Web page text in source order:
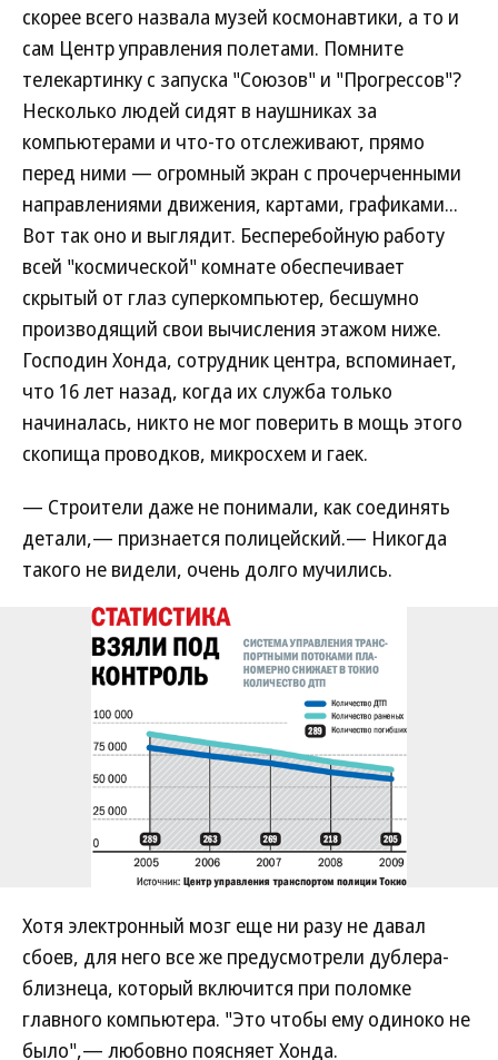
скорее всего назвала музей космонавтики, а то и
сам Центр управления полетами. Помните
телекартинку с запуска "Союзов" и "Прогрессов"?
Несколько людей сидят в наушниках за
компьютерами и что-то отслеживают, прямо
перед ними — огромный экран с прочерченными
направлениями движения, картами, графиками...
Вот так оно и выглядит. Бесперебойную работу
всей "космической" комнате обеспечивает
скрытый от глаз суперкомпьютер, бесшумно
производящий свои вычисления этажом ниже.
Господин Хонда, сотрудник центра, вспоминает,
что 16 лет назад, когда их служба только
начиналась, никто не мог поверить в мощь этого
скопища проводков, микросхем и гаек.
— Строители даже не понимали, как соединять
детали,— признается полицейский.— Никогда
такого не видели, очень долго мучились.
Хотя электронный мозг еще ни разу не давал
сбоев, для него все же предусмотрели дублера-
близнеца, который включится при поломке
главного компьютера. "Это чтобы ему одиноко не
было",— любовно поясняет Хонда.